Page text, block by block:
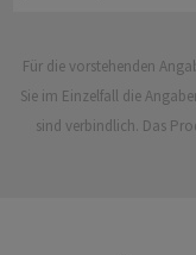
Für die vorstehenden
Sie im Einzelfall die
sind verbindlich. Das